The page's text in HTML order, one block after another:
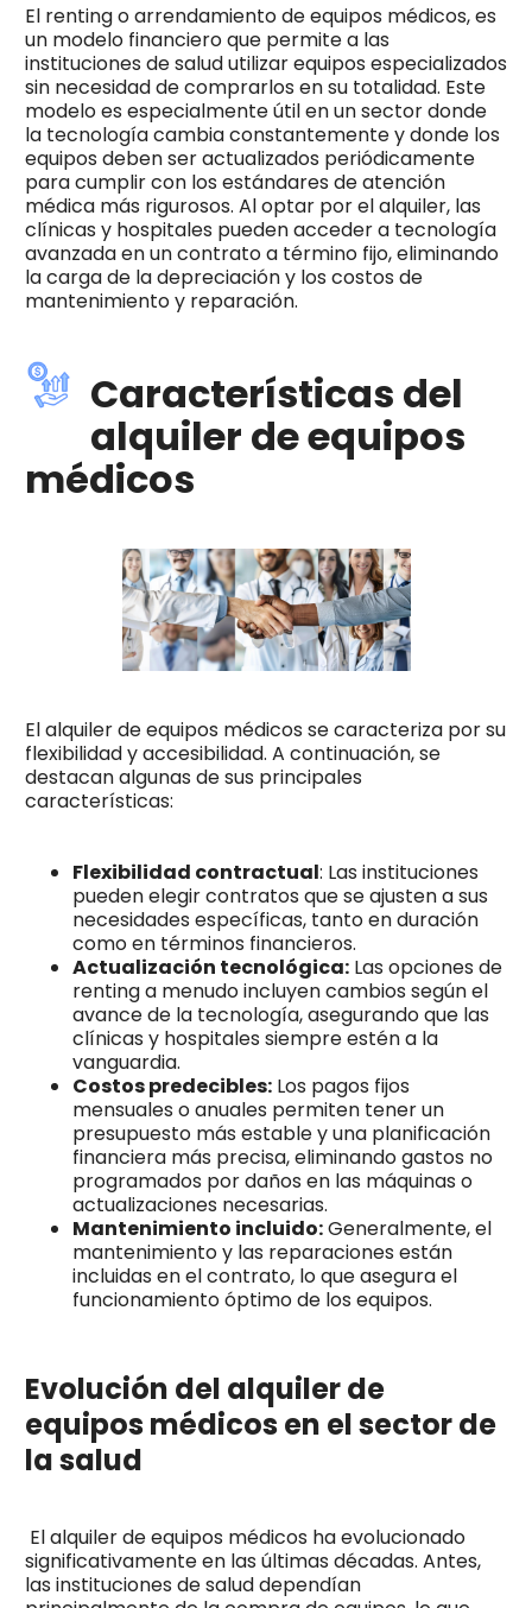
El renting o arrendamiento de equipos médicos, es
un modelo financiero que permite a las
instituciones de salud utilizar equipos especializados
sin necesidad de comprarlos en su totalidad. Este
modelo es especialmente útil en un sector donde
la tecnología cambia constantemente y donde los
equipos deben ser actualizados periódicamente
para cumplir con los estándares de atención
médica más rigurosos. Al optar por el alquiler, las
clínicas y hospitales pueden acceder a tecnología
avanzada en un contrato a término fijo, eliminando
la carga de la depreciación y los costos de
mantenimiento y reparación.
Características del
alquiler de equipos
médicos
El alquiler de equipos médicos se caracteriza por su
flexibilidad y accesibilidad. A continuación, se
destacan algunas de sus principales
características:
Flexibilidad contractual: Las instituciones
pueden elegir contratos que se ajusten a sus
necesidades específicas, tanto en duración
como en términos financieros.
Actualización tecnológica:Las opciones de
renting a menudo incluyen cambios según el
avance de la tecnología, asegurando que las
clínicas y hospitales siempre estén a la
vanguardia.
Costos predecibles:Los pagos fijos
mensuales o anuales permiten tener un
presupuesto más estable y una planificación
financiera más precisa, eliminando gastos no
programados por daños en las máquinas o
actualizaciones necesarias.
Mantenimiento incluido:Generalmente, el
mantenimiento y las reparaciones están
incluidas en el contrato, lo que asegura el
funcionamiento óptimo de los equipos.
Evolución del alquiler de
equipos médicos en el sector de
la salud
El alquiler de equipos médicos ha evolucionado
significativamente en las últimas décadas. Antes,
las instituciones de salud dependían